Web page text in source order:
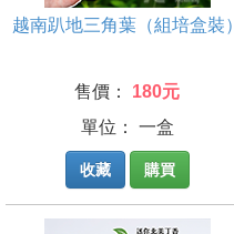
越南趴地三角葉（組培盒裝）
售價：
180元
單位： 一盒
收藏 購買